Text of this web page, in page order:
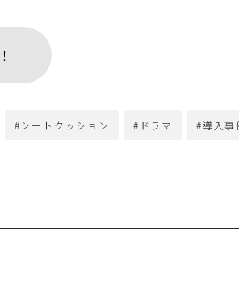
#シートクッション #ドラマ #導入事